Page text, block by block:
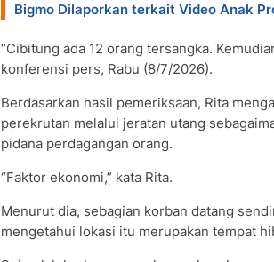
Bigmo Dilaporkan terkait Video Anak
“Cibitung ada 12 orang tersangka.
konferensi pers, Rabu (8/7/2026).
Berdasarkan hasil pemeriksaan, Rita
perekrutan melalui jeratan utang
pidana perdagangan orang.
“Faktor ekonomi,” kata Rita.
Menurut dia, sebagian korban datang
mengetahui lokasi itu merupakan tempat